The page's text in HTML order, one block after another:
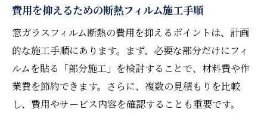
費用を抑えるための断熱フィルム施工手順
窓ガラスフィルム断熱の費用を抑えるポイントは、計画
的な施工手順にあります。まず、必要な部分だけにフィ
ルムを貼る「部分施工」を検討することで、材料費や作
業費を節約できます。さらに、複数の見積もりを比較
し、費用やサービス内容を確認することも重要です。